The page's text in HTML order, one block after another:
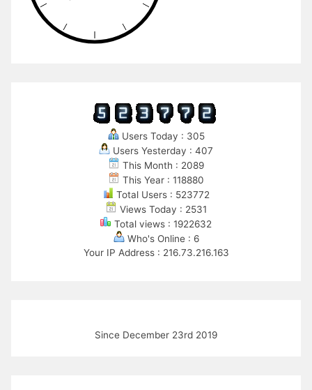
Users Today : 305
Users Yesterday : 407
This Month : 2089
This Year : 118880
Total Users : 523772
Views Today : 2531
Total views : 1922632
Who's Online : 6
Your IP Address : 216.73.216.163
Since December 23rd 2019